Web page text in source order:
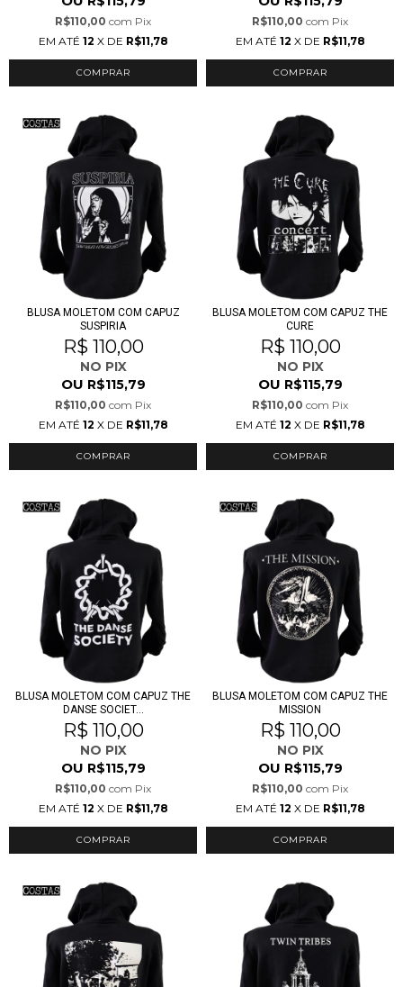
R$110,00 com Pix
EM ATÉ 12 X DE R$11,78
COMPRAR
R$110,00 com Pix
EM ATÉ 12 X DE R$11,78
COMPRAR
BLUSA MOLETOM COM CAPUZ
SUSPIRIA
R$ 110,00
NO PIX
OU R$115,79
R$110,00 com Pix
EM ATÉ 12 X DE R$11,78
COMPRAR
BLUSA MOLETOM COM CAPUZ THE
CURE
R$ 110,00
NO PIX
OU R$115,79
R$110,00 com Pix
EM ATÉ 12 X DE R$11,78
COMPRAR
BLUSA MOLETOM COM CAPUZ THE
DANSE SOCIET...
R$ 110,00
NO PIX
OU R$115,79
R$110,00 com Pix
EM ATÉ 12 X DE R$11,78
COMPRAR
BLUSA MOLETOM COM CAPUZ THE
MISSION
R$ 110,00
NO PIX
OU R$115,79
R$110,00 com Pix
EM ATÉ 12 X DE R$11,78
COMPRAR